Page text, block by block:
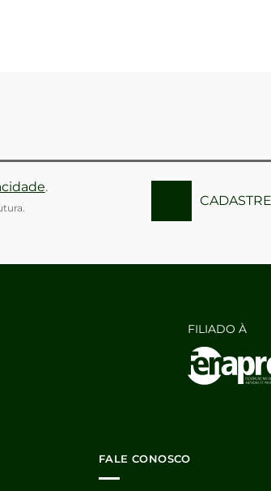
.
FILIADO À
FALE CONOSCO